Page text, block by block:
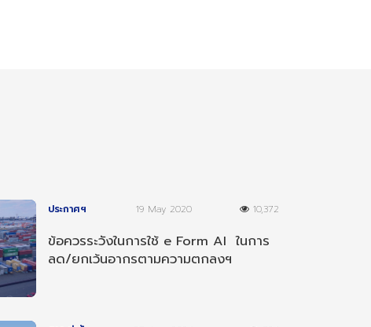
ประกาศฯ 19 May 2020 10,372
ข้อควรระวังในการใช้ e Form AI ในการ
ลด/ยกเว้นอากรตามความตกลงฯ